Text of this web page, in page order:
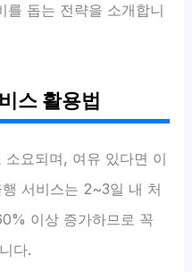
를 돕는 전략을 소개합니
스 활용법
요되며, 여유 있다면 이
서비스는 2~3일 내 처
이상 증가하므로 꼭
다.